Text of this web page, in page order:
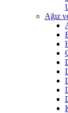
Ağız